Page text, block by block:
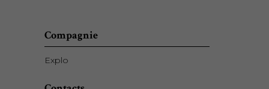
Compagnie
Explo